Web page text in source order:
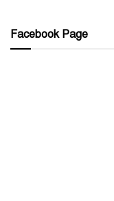
Facebook Page